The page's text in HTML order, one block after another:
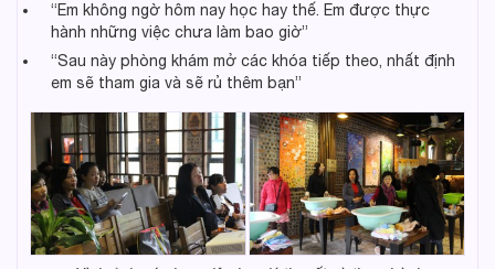
“Em không ngờ hôm nay học hay thế. Em được thực
hành những việc chưa làm bao giờ”
“Sau này phòng khám mở các khóa tiếp theo, nhất định
em sẽ tham gia và sẽ rủ thêm bạn”